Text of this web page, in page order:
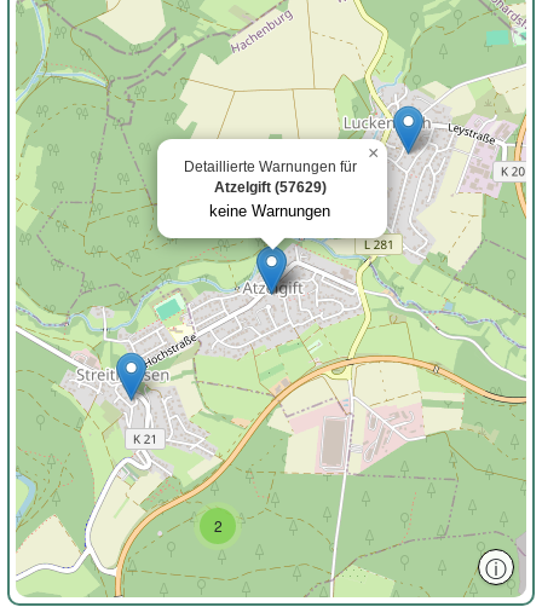
2
Detaillierte Warnungen für
Atzelgift (57629)
keine Warnungen
×
ⓘ